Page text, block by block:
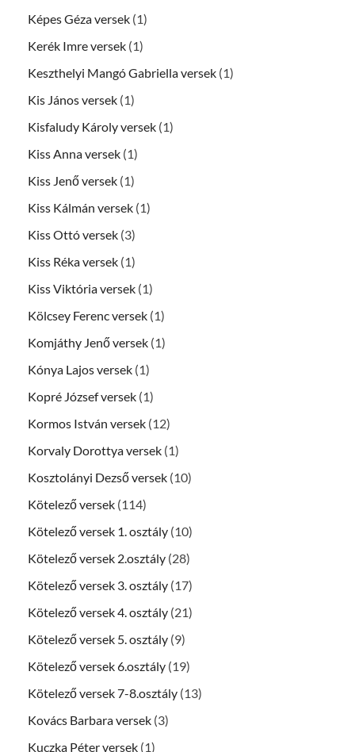
Képes Géza versek (1)
Kerék Imre versek (1)
Keszthelyi Mangó Gabriella versek (1)
Kis János versek (1)
Kisfaludy Károly versek (1)
Kiss Anna versek (1)
Kiss Jenő versek (1)
Kiss Kálmán versek (1)
Kiss Ottó versek (3)
Kiss Réka versek (1)
Kiss Viktória versek (1)
Kölcsey Ferenc versek (1)
Komjáthy Jenő versek (1)
Kónya Lajos versek (1)
Kopré József versek (1)
Kormos István versek (12)
Korvaly Dorottya versek (1)
Kosztolányi Dezső versek (10)
Kötelező versek (114)
Kötelező versek 1. osztály (10)
Kötelező versek 2.osztály (28)
Kötelező versek 3. osztály (17)
Kötelező versek 4. osztály (21)
Kötelező versek 5. osztály (9)
Kötelező versek 6.osztály (19)
Kötelező versek 7-8.osztály (13)
Kovács Barbara versek (3)
Kuczka Péter versek (1)